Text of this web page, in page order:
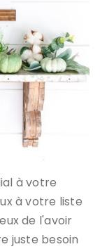
à votre
à votre liste
de l'avoir
juste besoin